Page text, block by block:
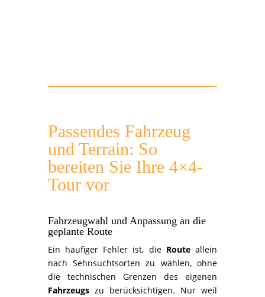
Passendes Fahrzeug
und Terrain: So
bereiten Sie Ihre 4×4-
Tour vor
Fahrzeugwahl und Anpassung an die
geplante Route
Ein häufiger Fehler ist, die Route allein
nach Sehnsuchtsorten zu wählen, ohne
die technischen Grenzen des eigenen
Fahrzeugszu berücksichtigen. Nur weil